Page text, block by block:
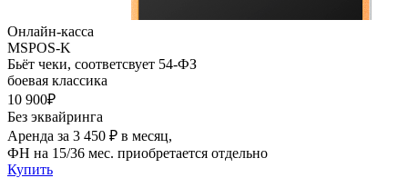
Онлайн-касса
MSPOS-K
Бьёт чеки, соответсвует 54-ФЗ
боевая классика
10 900₽
Без эквайринга
Аренда за 3 450 ₽ в месяц,
ФН на 15/36 мес. приобретается отдельно
Купить